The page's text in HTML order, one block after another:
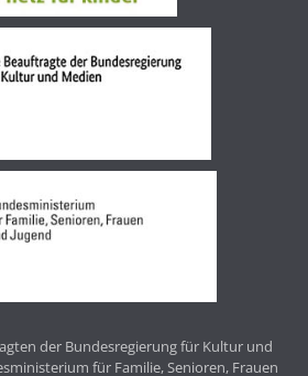
der Bundesregierung für Kultur und
für Familie, Senioren, Frauen